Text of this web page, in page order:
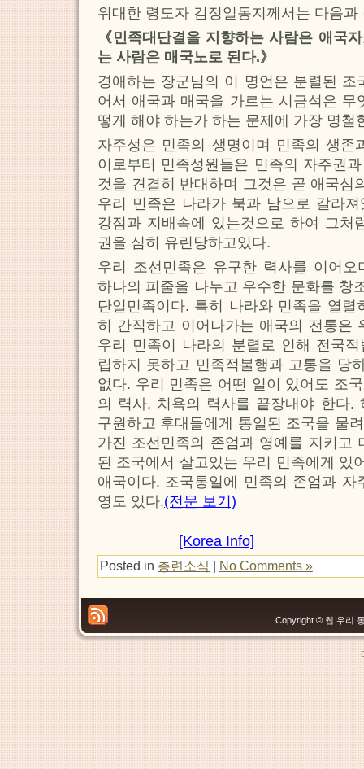
위대한 령도자 김정일동지께서는 다음
《민족대단결을 지향하는 사람은 애국
는 사람은 매국노로 된다.》
경애하는 장군님의 이 명언은 분렬된
어서 애국과 매국을 가르는 시금석은
떻게 해야 하는가 하는 문제에 가장 명철
자주성은 민족의 생명이며 민족의 생존
이로부터 민족성원들은 민족의 자주권
것을 견결히 반대하며 그것은 곧 애국심
우리 민족은 나라가 북과 남으로 갈라
강점과 지배속에 있는것으로 하여 그처
권을 심히 유린당하고있다.
우리 조선민족은 유구한 력사를 이어
하나의 피줄을 나누고 우수한 문화를 창
단일민족이다. 특히 나라와 민족을 열
히 간직하고 이어나가는 애국의 전통은
우리 민족이 나라의 분렬로 인해 전국
립하지 못하고 민족적불행과 고통을 당
없다. 우리 민족은 어떤 일이 있어도 조
의 력사, 치욕의 력사를 끝장내야 한다.
구원하고 후대들에게 통일된 조국을 물
가진 조선민족의 존엄과 영예를 지키고
된 조국에서 살고있는 우리 민족에게 있
애국이다. 조국통일에 민족의 존엄과
영도 있다.(전문 보기)
[Korea Info]
Posted in 총련소식 | No Comments »
Copyright © 웹 우리